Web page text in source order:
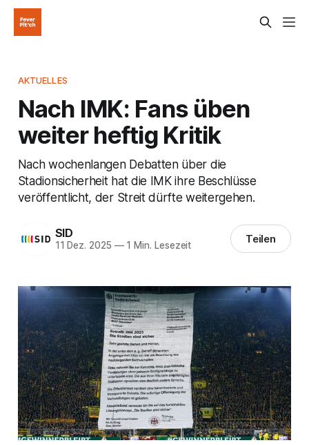
AKTUELLES
Nach IMK: Fans üben
weiter heftig Kritik
Nach wochenlangen Debatten über die
Stadionsicherheit hat die IMK ihre Beschlüsse
veröffentlicht, der Streit dürfte weitergehen.
SID
11 Dez. 2025 —1 Min. Lesezeit Teilen